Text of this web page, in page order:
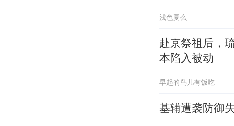
浅色夏么
赴京祭祖后，
本陷入被动
早起的鸟儿有饭吃
基辅遭袭防御